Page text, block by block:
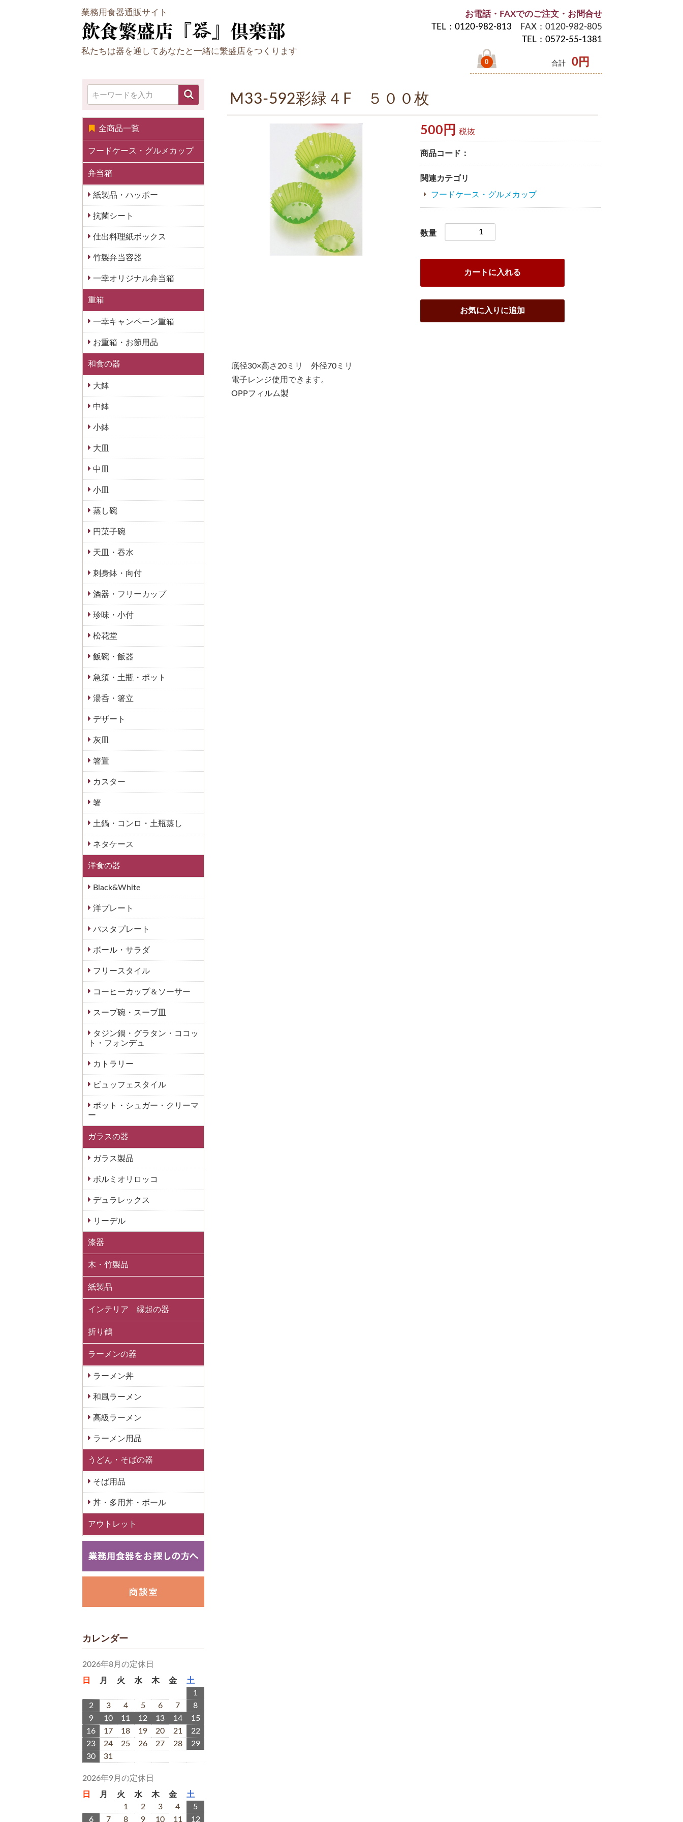
業務用食器通販サイト
私たちは器を通してあなたと一緒に繁盛店をつくります
お電話・FAXでのご注文・お問合せ
TEL：0120-982-813 FAX：0120-982-805
TEL：0572-55-1381
0 合計 0円
全商品一覧
フードケース・グルメカップ
弁当箱
紙製品・ハッポー
抗菌シート
仕出料理紙ボックス
竹製弁当容器
一幸オリジナル弁当箱
重箱
一幸キャンペーン重箱
お重箱・お節用品
和食の器
大鉢
中鉢
小鉢
大皿
中皿
小皿
蒸し碗
円菓子碗
天皿・吞水
刺身鉢・向付
酒器・フリーカップ
珍味・小付
松花堂
飯碗・飯器
急須・土瓶・ポット
湯呑・箸立
デザート
灰皿
箸置
カスター
箸
土鍋・コンロ・土瓶蒸し
ネタケース
洋食の器
Black&White
洋プレート
パスタプレート
ボール・サラダ
フリースタイル
コーヒーカップ＆ソーサー
スープ碗・スープ皿
タジン鍋・グラタン・ココッ
ト・フォンデュ
カトラリー
ビュッフェスタイル
ポット・シュガー・クリーマ
ー
ガラスの器
ガラス製品
ボルミオリロッコ
デュラレックス
リーデル
漆器
木・竹製品
紙製品
インテリア 縁起の器
折り鶴
ラーメンの器
ラーメン丼
和風ラーメン
高級ラーメン
ラーメン用品
うどん・そばの器
そば用品
丼・多用丼・ボール
アウトレット
カレンダー
2026年8月の定休日
日
月 火 水 木 金
土
1
2
3 4 5 6 7
8
9
10 11 12 13 14
15
16
17 18 19 20 21
22
23
24 25 26 27 28
29
30
31
2026年9月の定休日
日
月 火 水 木 金
土
1
2 3 4
5
6
7 8 9 10 11 12
M33-592彩緑４F ５００枚
500円 税抜
商品コード：
関連カテゴリ
フードケース・グルメカップ
数量
カートに入れる
お気に入りに追加
底径30×高さ20ミリ 外径70ミリ
電子レンジ使用できます。
OPPフィルム製